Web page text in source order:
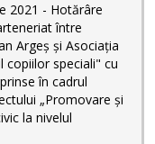
2021 - Hotărâre
între
Argeș și Asociația
copiilor speciali" cu
în cadrul
„Promovare și
la nivelul